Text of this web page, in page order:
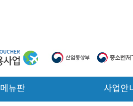
메뉴판 사업안